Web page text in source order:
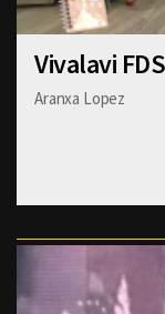
Vivalavi
Aranxa Lopez